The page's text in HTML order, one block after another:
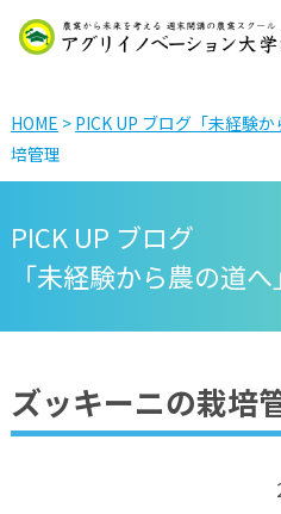
HOME > PICK UP ブログ「未経験か
培管理
PICK UP ブログ
「未経験から農の道へ」
ズッキーニの栽培